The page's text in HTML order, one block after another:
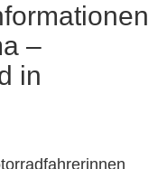
–
in